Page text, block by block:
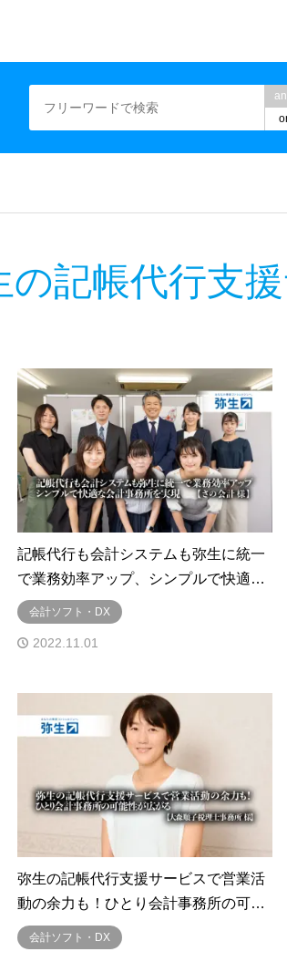
の記帳代行支
記帳代行も会計システムも弥生に統一
で業務効率アップ、シンプルで快適…
会計ソフト・DX
2022.11.01
弥生の記帳代行支援サービスで営業活
動の余力も！ひとり会計事務所の可…
会計ソフト・DX